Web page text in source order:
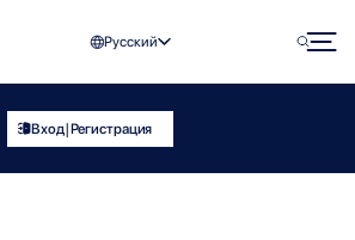
Русский
Вход|Регистрация